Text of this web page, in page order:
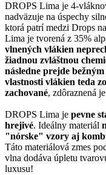
DROPS Lima je 4-
nadväzuje na úspechy
ktorá patrí medzi Drops
Lima je tvorená z 35%
vlnených vlákien
žiadnou zvláštnou
následne prejde
vlastnosti vlákien teda
zachované, zdôraznená
DROPS Lima je pevne
hrejivé. Ideálny materiál
"nórske" vzory aj
Táto materiálová zmes
vlna dodáva úpletu
luxusu!